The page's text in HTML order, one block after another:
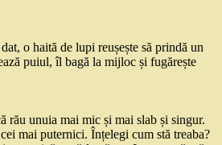
o haită de lupi reușește să prindă un
puiul, îl bagă la mijloc și fugărește
unuia mai mic și mai slab și singur.
mai puternici. Înțelegi cum stă treaba?